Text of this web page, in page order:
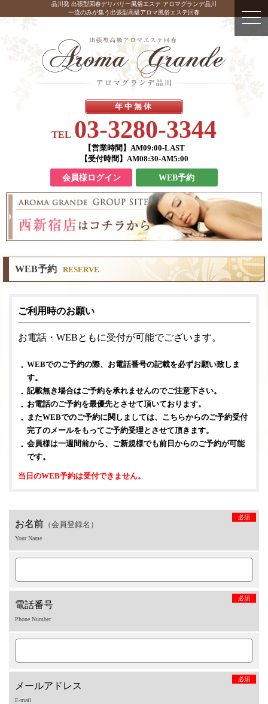
品川発 出張型回春デリバリー風俗エステ アロマグランデ品川
一流のみが集う出張型高級アロマ風俗エステ回春
年中無休
TEL 03-3280-3344
【営業時間】 AM09:00-LAST
【受付時間】 AM08:30-AM5:00
会員様ログイン WEB予約
WEB予約 RESERVE
ご利用時のお願い
お電話・WEBともに受付が可能でございます。
WEBでのご予約の際、お電話番号の記載を必ずお願い致しま
す。
記載無き場合はご予約を承れませんのでご注意下さい。
お電話のご予約を最優先とさせて頂いております。
またWEBでのご予約に関しましては、こちらからのご予約受付
完了のメールをもってご予約受理とさせて頂きます。
会員様は一週間前から、ご新規様でも前日からのご予約が可能
です。
当日のWEB予約は受付できません。
お名前 （会員登録名）
必須
Your Name
電話番号
必須
Phone Number
メールアドレス
必須
E-mail